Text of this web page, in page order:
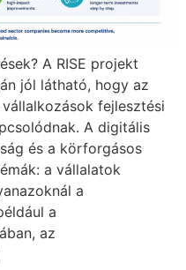
A RISE projekt
jól látható, hogy az
fejlesztési
A digitális
és a körforgásos
a vállalatok
a
a
az